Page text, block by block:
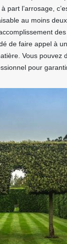
part l’arrosage,
au moins
de faire appel à
Vous pouvez
pour